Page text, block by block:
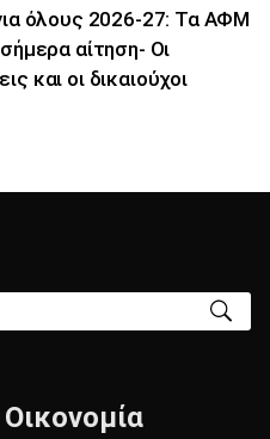
όλους 2026-27: Τα ΑΦΜ
αίτηση- Οι
και οι δικαιούχοι
Οικονομία